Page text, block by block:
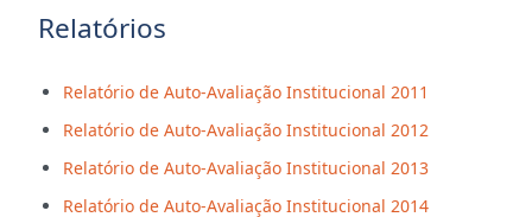
Relatórios
Relatório de Auto-Avaliação Institucional 2011
Relatório de Auto-Avaliação Institucional 2012
Relatório de Auto-Avaliação Institucional 2013
Relatório de Auto-Avaliação Institucional 2014